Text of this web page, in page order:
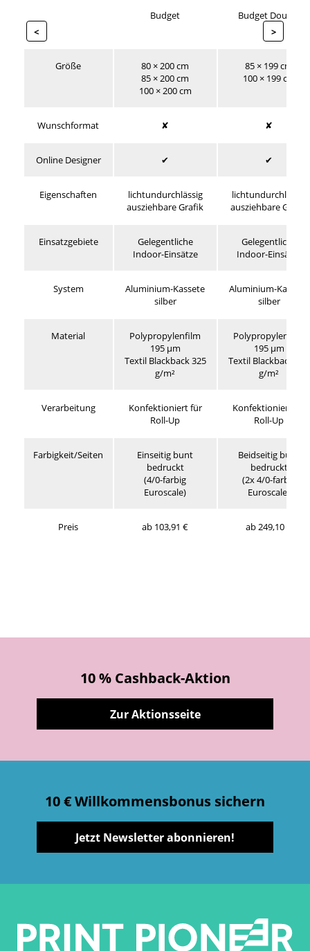
< >
Budget Budget Double
Größe
80 × 200 cm
85 × 200 cm
100 × 200 cm
85 × 199 cm
100 × 199 cm
Wunschformat ✘ ✘
Online Designer ✔ ✔
Eigenschaften
lichtundurchlässig
ausziehbare Grafik
lichtundurchlässig
ausziehbare Grafik
Einsatzgebiete
Gelegentliche
Indoor-Einsätze
Gelegentliche
Indoor-Einsätze
System
Aluminium-Kassete
silber
Aluminium-Kassete
silber
Material
Polypropylenfilm
195 µm
Textil Blackback 325
g/m²
Polypropylenfilm
195 µm
Textil Blackback 325
g/m²
Verarbeitung
Konfektioniert für
Roll-Up
Konfektioniert für
Roll-Up
Farbigkeit/Seiten
Einseitig bunt
bedruckt
(4/0-farbig
Euroscale)
Beidseitig bunt
bedruckt
(2x 4/0-farbig
Euroscale)
Preis ab 103,91 € ab 249,10 €
10 % Cashback-Aktion
Zur Aktionsseite
10 € Willkommensbonus sichern
Jetzt Newsletter abonnieren!